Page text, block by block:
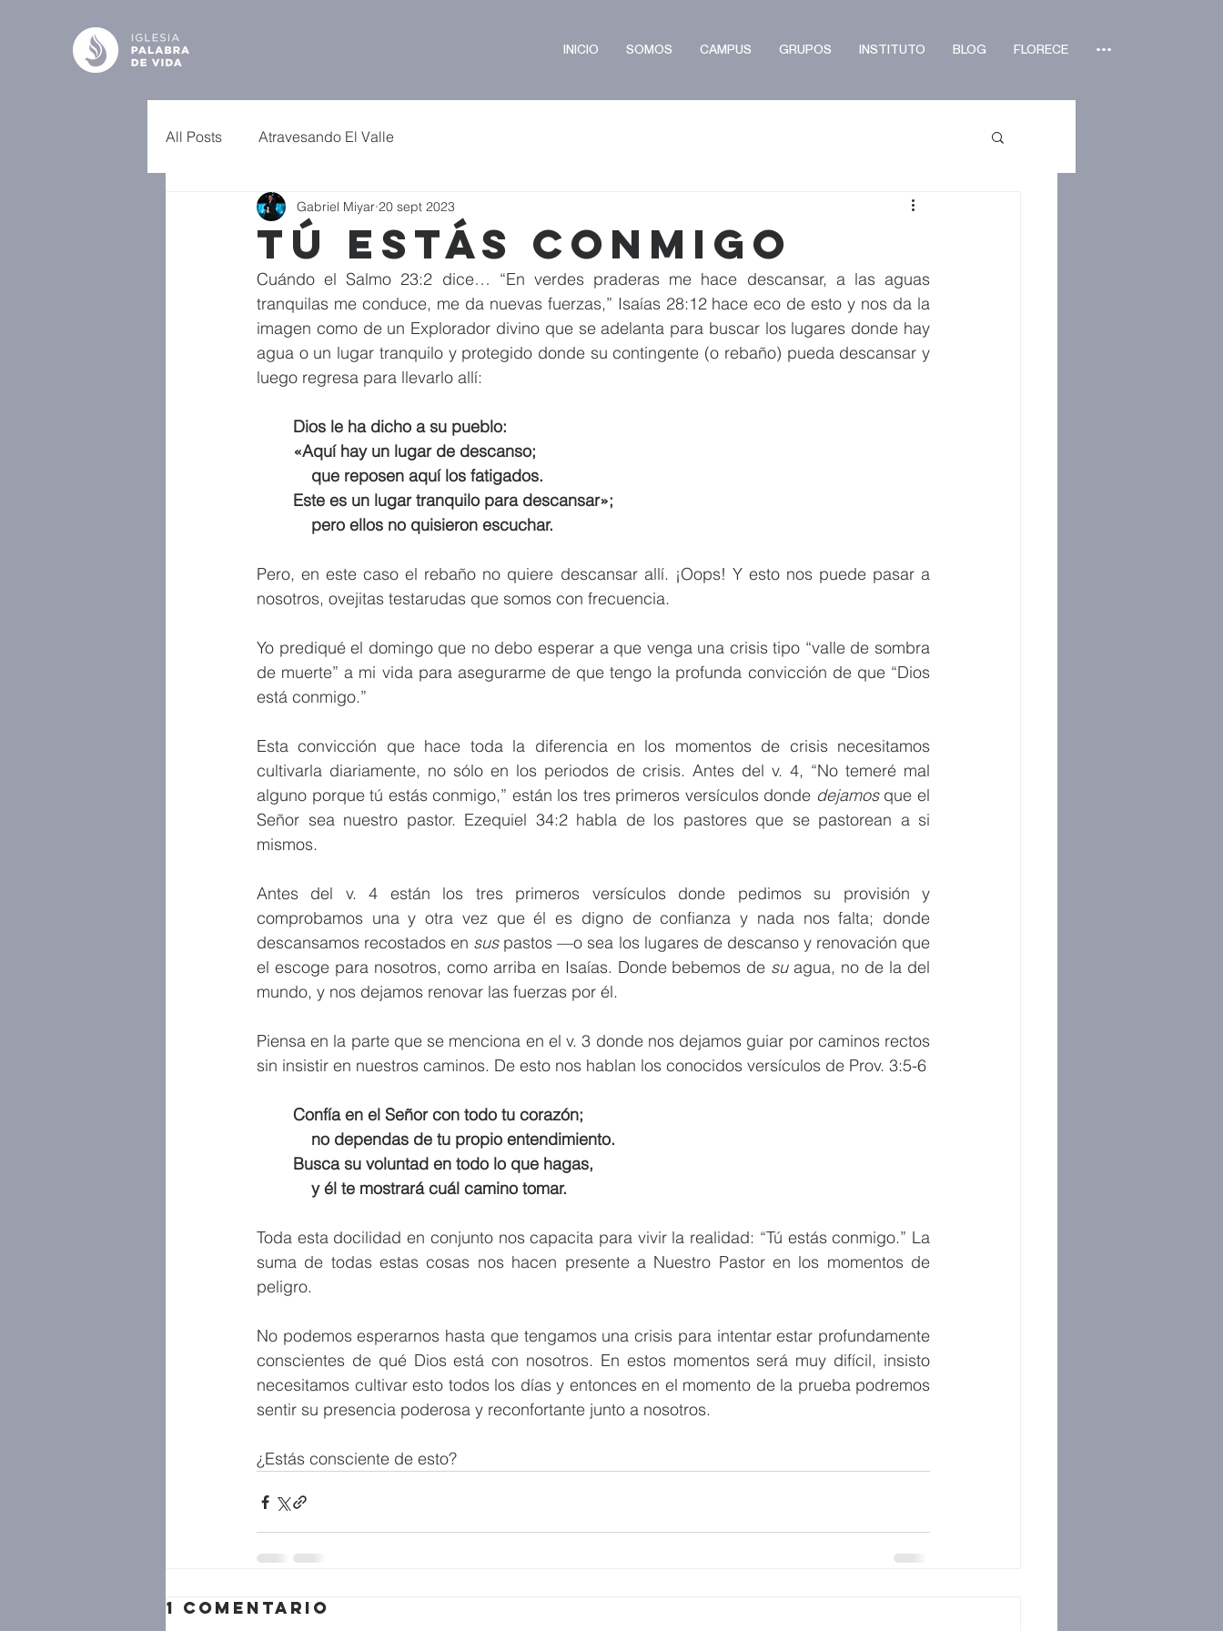
INICIO SOMOS CAMPUS GRUPOS INSTITUTO BLOG FLORECE •••
All Posts Atravesando El Valle
Tú Estás Conmigo
Gabriel Miyar 20 sept 2023
Cuándo el Salmo 23:2 dice… “En verdes praderas me hace descansar, a las aguas
tranquilas me conduce, me da nuevas fuerzas,” Isaías 28:12 hace eco de esto y nos da la
imagen como de un Explorador divino que se adelanta para buscar los lugares donde hay
agua o un lugar tranquilo y protegido donde su contingente (o rebaño) pueda descansar y
luego regresa para llevarlo allí:
Dios le ha dicho a su pueblo:
«Aquí hay un lugar de descanso;
    que reposen aquí los fatigados.
Este es un lugar tranquilo para descansar»;
    pero ellos no quisieron escuchar.
Pero, en este caso el rebaño no quiere descansar allí. ¡Oops! Y esto nos puede pasar a
nosotros, ovejitas testarudas que somos con frecuencia.
Yo prediqué el domingo que no debo esperar a que venga una crisis tipo “valle de sombra
de muerte” a mi vida para asegurarme de que tengo la profunda convicción de que “Dios
está conmigo.”
Esta convicción que hace toda la diferencia en los momentos de crisis necesitamos
cultivarla diariamente, no sólo en los periodos de crisis. Antes del v. 4, “No temeré mal
alguno porque tú estás conmigo,” están los tres primeros versículos donde dejamos que el
Señor sea nuestro pastor. Ezequiel 34:2 habla de los pastores que se pastorean a si
mismos.
Antes del v. 4 están los tres primeros versículos donde pedimos su provisión y
comprobamos una y otra vez que él es digno de confianza y nada nos falta; donde
descansamos recostados en sus pastos —o sea los lugares de descanso y renovación que
el escoge para nosotros, como arriba en Isaías. Donde bebemos de su agua, no de la del
mundo, y nos dejamos renovar las fuerzas por él.
Piensa en la parte que se menciona en el v. 3 donde nos dejamos guiar por caminos rectos
sin insistir en nuestros caminos. De esto nos hablan los conocidos versículos de Prov. 3:5-6
Confía en el Señor con todo tu corazón;
    no dependas de tu propio entendimiento.
Busca su voluntad en todo lo que hagas,
    y él te mostrará cuál camino tomar.
Toda esta docilidad en conjunto nos capacita para vivir la realidad: “Tú estás conmigo.” La
suma de todas estas cosas nos hacen presente a Nuestro Pastor en los momentos de
peligro.
No podemos esperarnos hasta que tengamos una crisis para intentar estar profundamente
conscientes de qué Dios está con nosotros. En estos momentos será muy difícil, insisto
necesitamos cultivar esto todos los días y entonces en el momento de la prueba podremos
sentir su presencia poderosa y reconfortante junto a nosotros.
¿Estás consciente de esto?
1 comentario